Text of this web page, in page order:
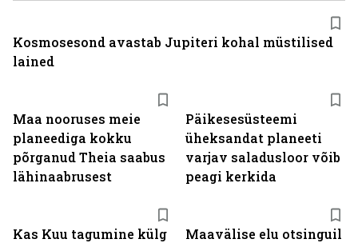
Maa nooruses meie
planeediga kokku
põrganud Theia saabus
lähinaabrusest
Päikesesüsteemi
üheksandat planeeti
varjav saladusloor võib
peagi kerkida
Kas Kuu tagumine külg
Maavälise elu otsinguil
Kosmosesond avastab Jupiteri kohal müstilised
lained